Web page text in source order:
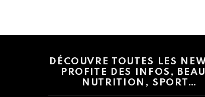
DÉCOUVRE TOUTES LES
PROFITE DES INFOS,
NUTRITION, SPORT…